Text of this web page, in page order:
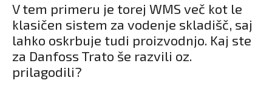
V tem primeru je torej WMS več kot le
klasičen sistem za vodenje skladišč, saj
lahko oskrbuje tudi proizvodnjo. Kaj ste
za Danfoss Trato še razvili oz.
prilagodili?